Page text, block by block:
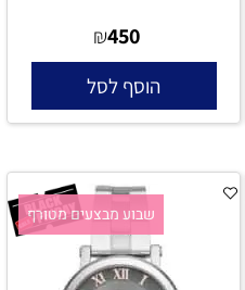
₪450
הוסף לסל
שבוע מבצעים מטורף